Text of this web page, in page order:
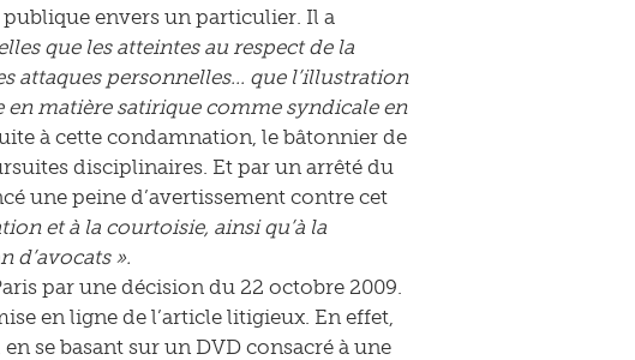
publique envers un particulier. Il a
que les atteintes au respect de la
attaques personnelles… que l’illustration
matière satirique comme syndicale en
à cette condamnation, le bâtonnier de
disciplinaires. Et par un arrêté du
une peine d’avertissement contre cet
et à la courtoisie, ainsi qu’à la
d’avocats ».
par une décision du 22 octobre 2009.
en ligne de l’article litigieux. En effet,
se basant sur un DVD consacré à une